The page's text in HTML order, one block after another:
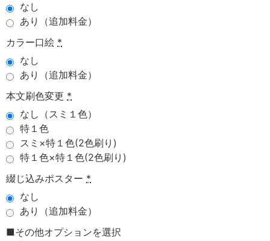
なし
あり（追加料金）
カラー口絵 *
なし
あり（追加料金）
本文刷色変更 *
なし（スミ１色）
特１色
スミ×特１色(2色刷り)
特１色×特１色(2色刷り)
綴じ込みポスター *
なし
あり（追加料金）
■その他オプションを選択